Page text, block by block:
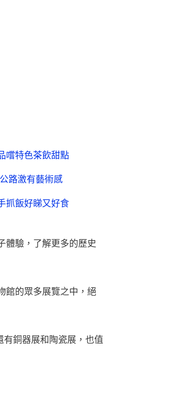
嚐特色茶飲甜點
路激有藝術感
飯好睇又好食
體驗，了解更多的歷史
館的眾多展覽之中，絕
銅器展和陶瓷展，也值